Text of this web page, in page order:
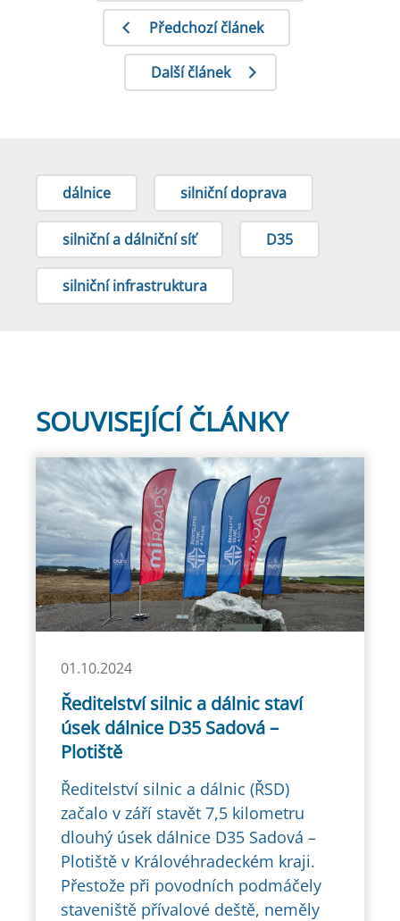
Předchozí článek
Další článek
dálnice silniční doprava
silniční a dálniční síť D35
silniční infrastruktura
SOUVISEJÍCÍ ČLÁNKY
01.10.2024
Ředitelství silnic a dálnic staví
úsek dálnice D35 Sadová –
Plotiště
Ředitelství silnic a dálnic (ŘSD)
začalo v září stavět 7,5 kilometru
dlouhý úsek dálnice D35 Sadová –
Plotiště v Královéhradeckém kraji.
Přestože při povodních podmáčely
staveniště přívalové deště, neměly